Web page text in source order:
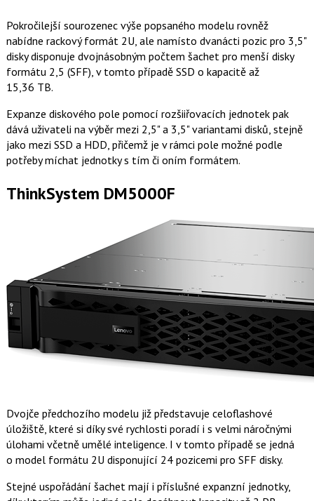
Pokročilejší sourozenec výše popsaného modelu rovněž
nabídne rackový formát 2U, ale namísto dvanácti pozic pro 3,5"
disky disponuje dvojnásobným počtem šachet pro menší disky
formátu 2,5 (SFF), v tomto případě SSD o kapacitě až
15,36 TB.
Expanze diskového pole pomocí rozšiiřovacích jednotek pak
dává uživateli na výběr mezi 2,5" a 3,5" variantami disků, stejně
jako mezi SSD a HDD, přičemž je v rámci pole možné podle
potřeby míchat jednotky s tím či oním formátem.
ThinkSystem DM5000F
Dvojče předchozího modelu již představuje celoflashové
úložiště, které si díky své rychlosti poradí i s velmi náročnými
úlohami včetně umělé inteligence. I v tomto případě se jedná
o model formátu 2U disponující 24 pozicemi pro SFF disky.
Stejné uspořádání šachet mají i příslušné expanzní jednotky,